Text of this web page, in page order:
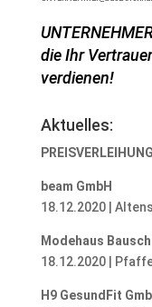
die Ihr
verdienen!
Aktuelles:
beam GmbH
18.12.2020 |
Modehaus Bausch
18.12.2020 |
H9 GesundFit